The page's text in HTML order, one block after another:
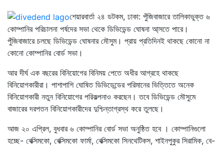
শেয়ারবার্তা ২৪ ডটকম, ঢাকা: পুঁজিবাজারে তালিকাভুক্ত ৬
কোম্পানির পরিচালনা পর্ষদের সভা থেকে ডিভিডেন্ড ঘোষনা আ্সতে পারে।
পুঁজিবাজারে চলছে ডিভিডেন্ড ঘোষনার মৌসুম। প্রায় প্রতিদিনই থাকছে কোনো না
কোনো কোম্পানির বোর্ড সভা।
আর দীর্ঘ এক বছরের বিনিয়োগের বিনিময় পেতে অধীর আগ্রহে থাকছে
বিনিয়োগকারীরা। পাশাপাশি ঘোষিত ডিভিডেন্ডের পরিমানের ভিত্তিতে অনেক
বিনিয়োগকারী নতুন বিনিয়োগের পরিকল্পনাও করছেন। তবে ডিভিডেন্ড মৌসুমে
বাজারের দরপতন বিনিয়োগকারীদের দুশ্চিন্তাগ্রস্থ করে তুলছে।
আজ ২০ এপ্রিল, বুধবার ৬ কোম্পানির বোর্ড সভা অনুষ্ঠিত হবে । কোম্পানিগুলো
হচ্ছে- বেক্সিমকো, বেক্সিমকো ফার্মা, বেক্সিমকো সিনথেটিকস, শাইনপুকুর সিরামিক, বে-